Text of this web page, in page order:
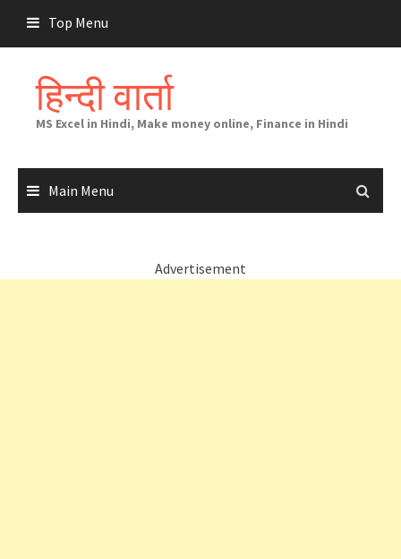
content
Top Menu
हिन्दी वार्ता
MS Excel in Hindi, Make money online, Finance in Hindi
Main Menu
Advertisement